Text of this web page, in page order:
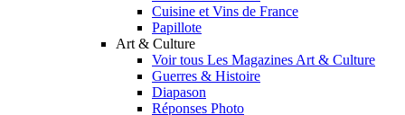
Cuisine et Vins de France
Papillote
Art & Culture
Voir tous Les Magazines Art & Culture
Guerres & Histoire
Diapason
Réponses Photo